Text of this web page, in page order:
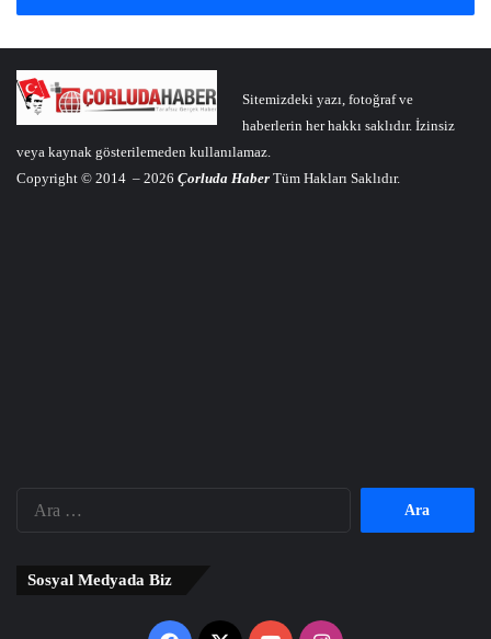
Sitemizdeki yazı, fotoğraf ve
haberlerin her hakkı saklıdır. İzinsiz
veya kaynak gösterilemeden kullanılamaz.
Copyright © 2014 – 2026 Çorluda Haber Tüm Hakları Saklıdır.
Sosyal Medyada Biz